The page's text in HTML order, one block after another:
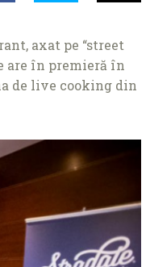
axat pe “street
are în premieră în
de live cooking din